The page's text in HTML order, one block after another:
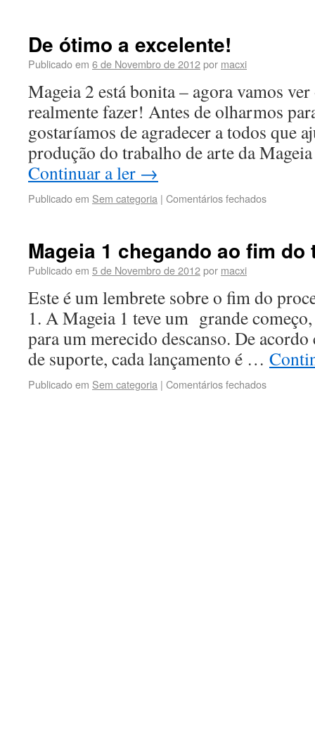
De ótimo a excelente!
Publicado em 6 de Novembro de 2012por macxi
Mageia 2 está bonita – agora vamos
realmente fazer! Antes de olharmos
gostaríamos de agradecer a todos que
produção do trabalho de arte da
Continuar a ler →
Publicado em Sem categoria | Comentários fechados
Mageia 1 chegando ao fim
Publicado em 5 de Novembro de 2012por macxi
Este é um lembrete sobre o fim do
1. A Mageia 1 teve um grande
para um merecido descanso. De
de suporte, cada lançamento é …
Publicado em Sem categoria | Comentários fechados